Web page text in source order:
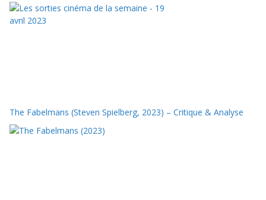
The Fabelmans (Steven Spielberg, 2023) – Critique & Analyse